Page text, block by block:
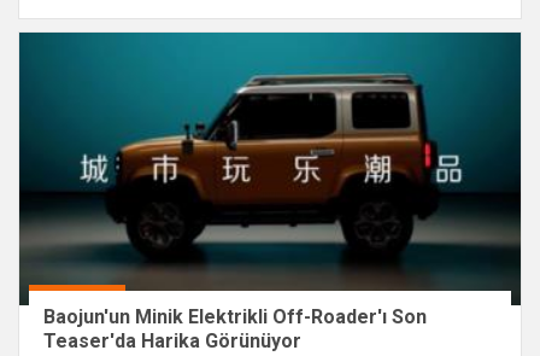
Baojun'un Minik Elektrikli Off-Roader'ı Son
Teaser'da Harika Görünüyor